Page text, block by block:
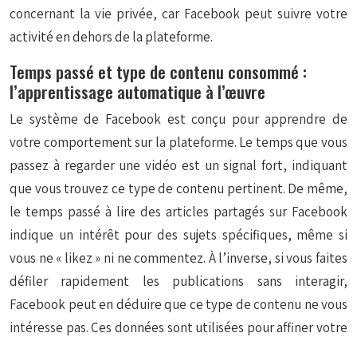
concernant la vie privée, car Facebook peut suivre votre
activité en dehors de la plateforme.
Temps passé et type de contenu consommé :
l’apprentissage automatique à l’œuvre
Le système de Facebook est conçu pour apprendre de
votre comportement sur la plateforme. Le temps que vous
passez à regarder une vidéo est un signal fort, indiquant
que vous trouvez ce type de contenu pertinent. De même,
le temps passé à lire des articles partagés sur Facebook
indique un intérêt pour des sujets spécifiques, même si
vous ne « likez » ni ne commentez. À l’inverse, si vous faites
défiler rapidement les publications sans interagir,
Facebook peut en déduire que ce type de contenu ne vous
intéresse pas. Ces données sont utilisées pour affiner votre